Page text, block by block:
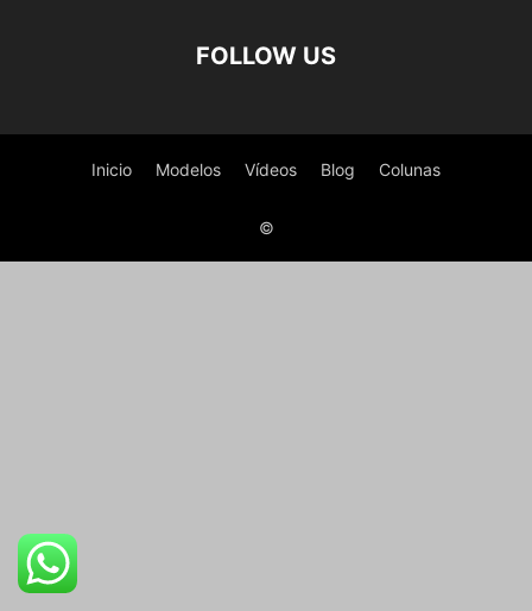
FOLLOW US
Inicio Modelos Vídeos Blog Colunas
©